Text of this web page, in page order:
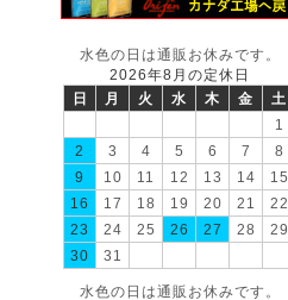
水色の日は通販お休みです。
2026年8月の定休日
日
月 火 水 木 金
土
1
2
3 4 5 6 7
8
9
10 11 12 13 14
15
16
17 18 19 20 21
22
23
24 25 26 27 28
29
30
31
水色の日は通販お休みです。